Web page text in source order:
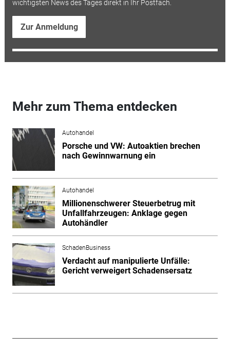
wichtigsten News des Tages direkt in Ihr Postfach.
Zur Anmeldung
Mehr zum Thema entdecken
Autohandel
Porsche und VW: Autoaktien brechen
nach Gewinnwarnung ein
Autohandel
Millionenschwerer Steuerbetrug mit
Unfallfahrzeugen: Anklage gegen
Autohändler
SchadenBusiness
Verdacht auf manipulierte Unfälle:
Gericht verweigert Schadensersatz